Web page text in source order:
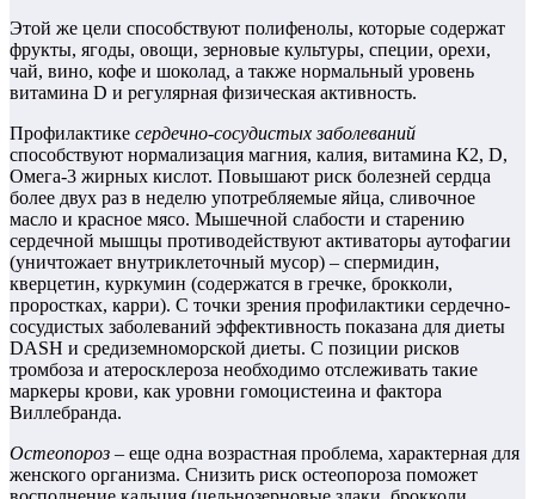
Этой же цели способствуют полифенолы, которые содержат
фрукты, ягоды, овощи, зерновые культуры, специи, орехи,
чай, вино, кофе и шоколад, а также нормальный уровень
витамина D и регулярная физическая активность.
Профилактике сердечно-сосудистых заболеваний
способствуют нормализация магния, калия, витамина К2, D,
Омега‑3 жирных кислот. Повышают риск болезней сердца
более двух раз в неделю употребляемые яйца, сливочное
масло и красное мясо. Мышечной слабости и старению
сердечной мышцы противодействуют активаторы аутофагии
(уничтожает внутриклеточный мусор) – спермидин,
кверцетин, куркумин (содержатся в гречке, брокколи,
проростках, карри). С точки зрения профилактики сердечно-
сосудистых заболеваний эффективность показана для диеты
DASH и средиземноморской диеты. С позиции рисков
тромбоза и атеросклероза необходимо отслеживать такие
маркеры крови, как уровни гомоцистеина и фактора
Виллебранда.
Остеопороз – еще одна возрастная проблема, характерная для
женского организма. Снизить риск остеопороза поможет